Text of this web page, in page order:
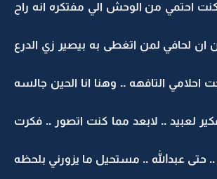
احتمي من الوحش الي مفتكره انه راح
ان لحافي لمن اتغطى به بيصير زي الدرع
احلامي التافهه .. وهنا انا الحين جالسه
لعبيد .. لابعد مما كنت اتصور .. فكرت
عبدالله .. مستحيل ما يزورني بلحظه